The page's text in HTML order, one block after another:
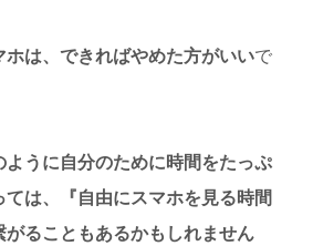
ホは、できればやめた方がいいで
ように自分のために時間をたっぷ
ては、『自由にスマホを見る時間
がることもあるかもしれません